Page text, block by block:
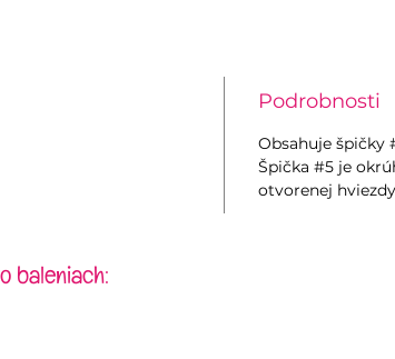
Podrobnosti
Obsahuje špičky
Špička #5 je
otvorenej
baleniach: